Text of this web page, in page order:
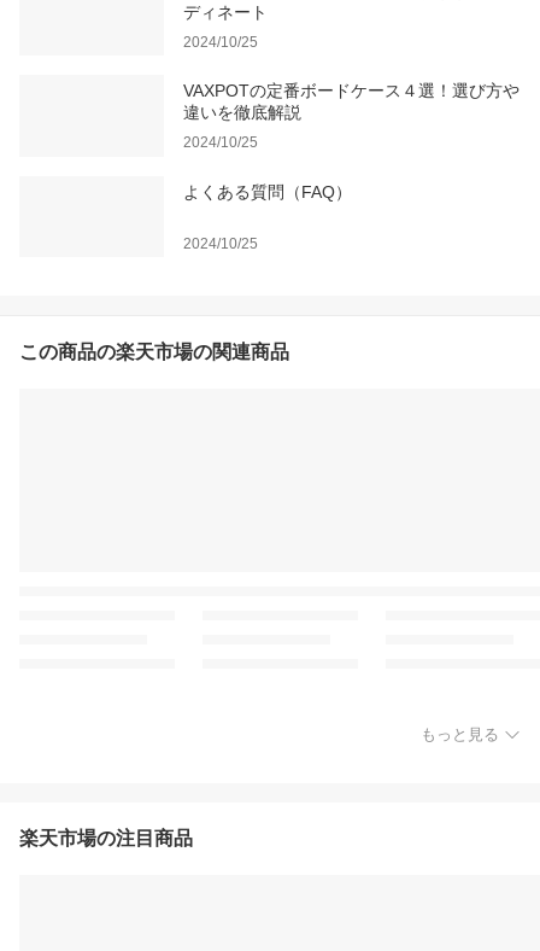
ディネート
2024/10/25
VAXPOTの定番ボードケース４選！選び方や
違いを徹底解説
2024/10/25
よくある質問（FAQ）
2024/10/25
この商品の楽天市場の関連商品
もっと見る
楽天市場の注目商品